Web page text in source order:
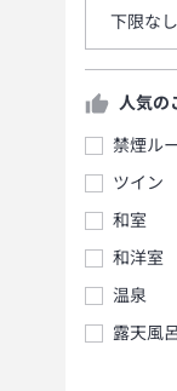
下限なし
人気の
禁煙ル
ツイン
和室
和洋室
温泉
露天風